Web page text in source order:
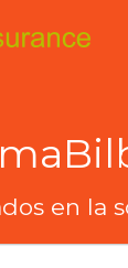
en la